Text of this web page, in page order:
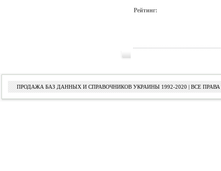
Рейтинг:
ПРОДАЖА БАЗ ДАННЫХ И СПРАВОЧНИКОВ УКРАИНЫ 1992-2020 | ВСЕ